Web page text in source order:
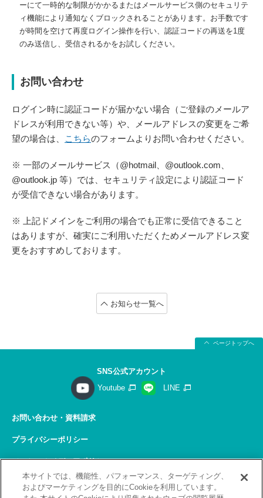
ーにて一時的な制限がかかるまたはメールサービス側のセキュリテ
ィ機能により通知なくブロックされることがあります。お手数です
が時間を空けて再度ログイン操作を行い、認証コードの再送を1度
のみ送信し、受信されるかをお試しください。
お問い合わせ
ログイン時に認証コードが届かない場合（ご登録のメールア
ドレスが利用できない等）や、メールアドレスの変更をご希
望の場合は、
こちらのフォームよりお問い合わせください。
※ 一部のメールサービス（@hotmail、@outlook.com、
@outlook.jp 等）では、セキュリティ設定により認証コード
が受信できない場合があります。
※ 上記ドメインをご利用の場合でも正常に受信できること
はありますが、確実にご利用いただくためメールアドレス変
更をおすすめしております。
お知らせ一覧へ
ページトップへ
SNS公式アカウント
Youtube
LINE
お問い合わせ・資料請求
プライバシーポリシー
ソーシャルメディアポリシー
サイトの利用について
本サイトでは、機能性、パフォーマンス、ターゲティング、
およびマーケティングを目的にCookieを利用しています。